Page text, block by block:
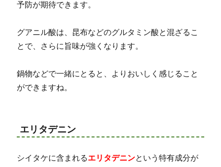
予防が期待できます。
グアニル酸は、昆布などのグルタミン酸と混ざるこ
とで、さらに旨味が強くなります。
鍋物などで一緒にとると、よりおいしく感じること
ができますね。
エリタデニン
シイタケに含まれるエリタデニンという特有成分が